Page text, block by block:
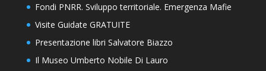
Fondi PNRR. Sviluppo territoriale. Emergenza Mafie
Visite Guidate GRATUITE
Presentazione libri Salvatore Biazzo
Il Museo Umberto Nobile Di Lauro